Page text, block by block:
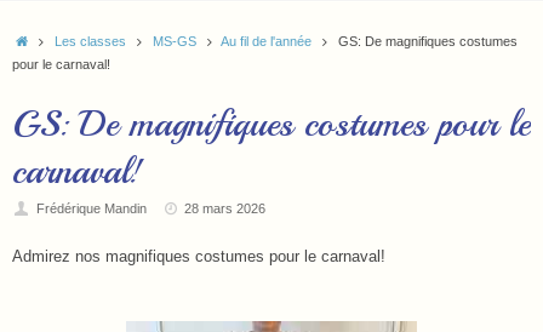
Les classes MS-GS Au fil de l'année
GS: De magnifiques costumes
pour le carnaval!
GS: De magnifiques costumes pour le
carnaval!
Frédérique Mandin 28 mars 2026
Admirez nos magnifiques costumes pour le carnaval!